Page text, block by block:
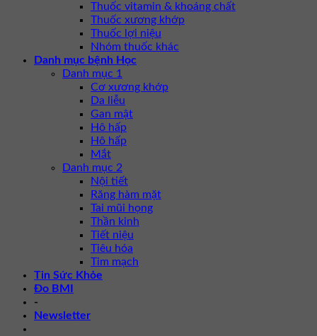
Thuốc vitamin & khoáng chất
Thuốc xương khớp
Thuốc lợi niệu
Nhóm thuốc khác
Danh mục bệnh Học
Danh mục 1
Cơ xương khớp
Da liễu
Gan mật
Hô hấp
Hô hấp
Mắt
Danh mục 2
Nội tiết
Răng hàm mặt
Tai mũi họng
Thần kinh
Tiết niệu
Tiêu hóa
Tim mạch
Tin Sức Khỏe
Đo BMI
-
Newsletter